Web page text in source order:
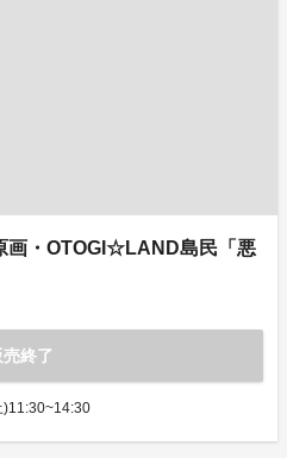
・OTOGI☆LAND島民「悪
売終了
)11:30~14:30